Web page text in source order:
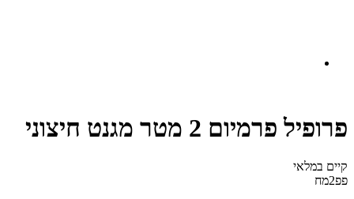
פרופיל פרמיום 2 מטר מגנט חיצוני
קיים במלאי‬
פפ2מח